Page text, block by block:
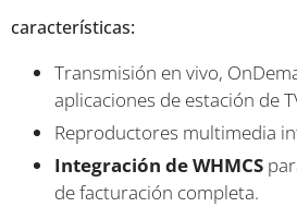
características:
Transmisión en vivo,
aplicaciones de estación de
Reproductores multimedia
Integración de WHMCS
de facturación completa.